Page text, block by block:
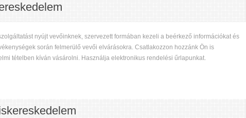
nyújt vevőinknek, szervezett formában kezeli a beérkező információkat és
során felmerülő vevői elvárásokra. Csatlakozzon hozzánk Ön is
tételben kíván vásárolni. Használja elektronikus rendelési űrlapunkat.